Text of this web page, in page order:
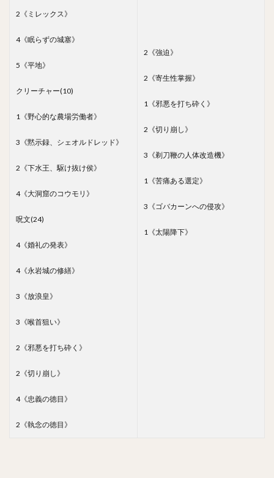
2《ミレックス》
4《眠らずの城塞》
5《平地》
クリーチャー(10)
1《野心的な農場労働者》
3《黙示録、シェオルドレッド》
2《下水王、駆け抜け侯》
4《大洞窟のコウモリ》
呪文(24)
4《婚礼の発表》
4《永岩城の修繕》
3《放浪皇》
3《喉首狙い》
2《邪悪を打ち砕く》
2《切り崩し》
4《忠義の徳目》
2《執念の徳目》
2《強迫》
2《寄生性掌握》
1《邪悪を打ち砕く》
2《切り崩し》
3《剃刀鞭の人体改造機》
1《苦痛ある選定》
3《ゴバカーンへの侵攻》
1《太陽降下》